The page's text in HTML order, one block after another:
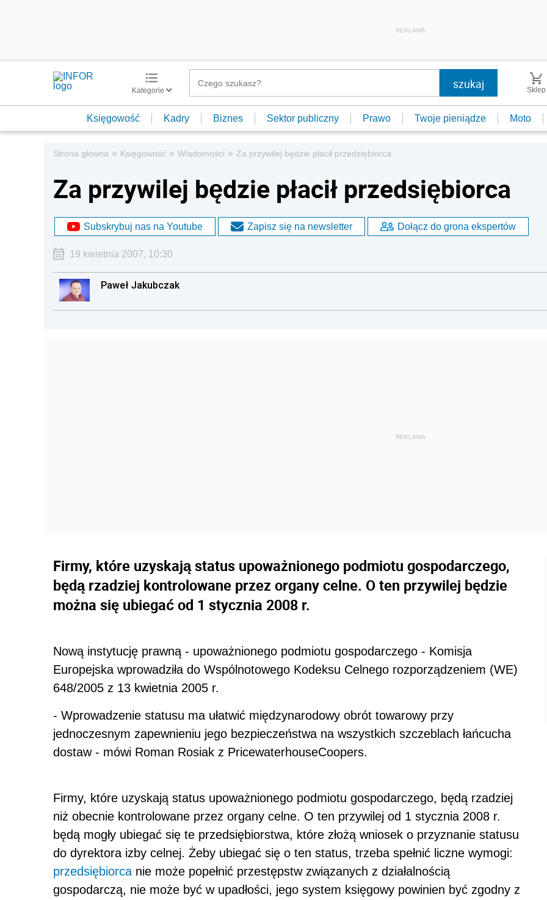
REKLAMA
Kategorie Sklep
Księgowość Kadry Biznes Sektor publiczny Prawo Twoje pieniądze Moto
Strona główna » Księgowość » Wiadomości » Za przywilej będzie płacił przedsiębiorca
Za przywilej będzie płacił przedsiębiorca
Subskrybuj nas na Youtube Zapisz się na newsletter Dołącz do grona ekspertów
19 kwietnia 2007, 10:30
Paweł Jakubczak
Firmy, które uzyskają status upoważnionego podmiotu gospodarczego,
będą rzadziej kontrolowane przez organy celne. O ten przywilej będzie
można się ubiegać od 1 stycznia 2008 r.
Nową instytucję prawną - upoważnionego podmiotu gospodarczego - Komisja
Europejska wprowadziła do Wspólnotowego Kodeksu Celnego rozporządzeniem (WE)
648/2005 z 13 kwietnia 2005 r.
- Wprowadzenie statusu ma ułatwić międzynarodowy obrót towarowy przy
jednoczesnym zapewnieniu jego bezpieczeństwa na wszystkich szczeblach łańcucha
dostaw - mówi Roman Rosiak z PricewaterhouseCoopers.
Firmy, które uzyskają status upoważnionego podmiotu gospodarczego, będą rzadziej
niż obecnie kontrolowane przez organy celne. O ten przywilej od 1 stycznia 2008 r.
będą mogły ubiegać się te przedsiębiorstwa, które złożą wniosek o przyznanie statusu
do dyrektora izby celnej. Żeby ubiegać się o ten status, trzeba spełnić liczne wymogi:
przedsiębiorca nie może popełnić przestępstw związanych z działalnością
gospodarczą, nie może być w upadłości, jego system księgowy powinien być zgodny z